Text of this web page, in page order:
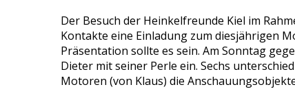
Der Besuch der Heinkelfreunde Kiel im
Kontakte eine Einladung zum diesjährigen
Präsentation sollte es sein. Am Sonntag
Dieter mit seiner Perle ein. Sechs
Motoren (von Klaus) die